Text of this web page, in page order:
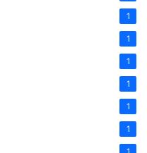
1
1
1
1
1
1